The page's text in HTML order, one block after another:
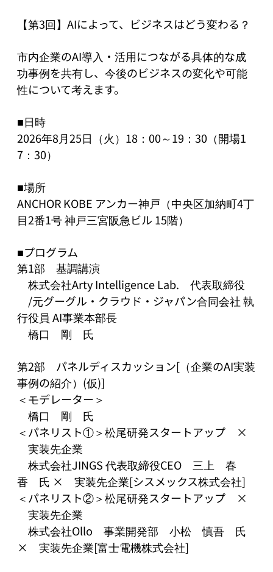
【第3回】AIによって、ビジネスはどう変わる？
市内企業のAI導入・活用につながる具体的な成
功事例を共有し、今後のビジネスの変化や可能
性について考えます。
■日時
2026年8月25日（火）18：00～19：30（開場1
7：30）
■場所
ANCHOR KOBE アンカー神戸（中央区加納町4丁
目2番1号 神戸三宮阪急ビル 15階）
■プログラム
第1部　基調講演
株式会社Arty Intelligence Lab.　代表取締役
/元グーグル・クラウド・ジャパン合同会社 執
行役員 AI事業本部長
橋口　剛　氏
第2部　パネルディスカッション[（企業のAI実装
事例の紹介）(仮)]
＜モデレーター＞
橋口　剛　氏
＜パネリスト①＞松尾研発スタートアップ　×
実装先企業
株式会社JINGS 代表取締役CEO　三上　春
香　氏 ×　実装先企業[シスメックス株式会社]
＜パネリスト②＞松尾研発スタートアップ　×
実装先企業
株式会社Ollo　事業開発部　小松　慎吾　氏